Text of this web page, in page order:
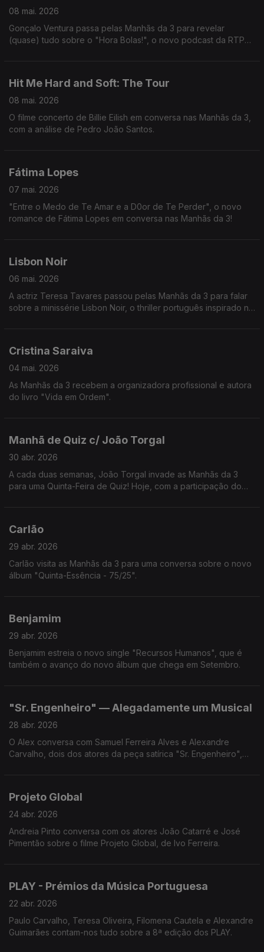
08 mai. 2026
Gonçalo Ventura passa pelas Manhãs da 3 para revelar
(quase) tudo sobre o "Hora Bolas!", o novo podcast da RTP
Hit Me Hard and Soft: The Tour
08 mai. 2026
O filme concerto de Billie Eilish em conversa nas Manhãs da 3,
com a análise de Pedro João Santos.
Fátima Lopes
07 mai. 2026
"Entre o Medo de Te Amar e a D0or de Te Perder", o novo
romance de Fátima Lopes em conversa nas Manhãs da 3!
Lisbon Noir
06 mai. 2026
A actriz Teresa Tavares passou pelas Manhãs da 3 para falar
sobre a minissérie Lisbon Noir, o thriller português inspirado no
Cristina Saraiva
04 mai. 2026
As Manhãs da 3 recebem a organizadora profissional e autora
do livro "Vida em Ordem".
Manhã de Quiz c/ João Torgal
30 abr. 2026
A cada duas semanas, João Torgal invade as Manhãs da 3
para uma Quinta-Feira de Quiz! Hoje, com a participação do
Carlão
29 abr. 2026
Carlão visita as Manhãs da 3 para uma conversa sobre o novo
álbum "Quinta-Essência - 75/25".
Benjamim
29 abr. 2026
Benjamim estreia o novo single "Recursos Humanos", que é
também o avanço do novo álbum que chega em Setembro.
"Sr. Engenheiro" — Alegadamente um Musical
28 abr. 2026
O Alex conversa com Samuel Ferreira Alves e Alexandre
Carvalho, dois dos atores da peça satírica "Sr. Engenheiro",
Projeto Global
24 abr. 2026
Andreia Pinto conversa com os atores João Catarré e José
Pimentão sobre o filme Projeto Global, de Ivo Ferreira.
PLAY - Prémios da Música Portuguesa
22 abr. 2026
Paulo Carvalho, Teresa Oliveira, Filomena Cautela e Alexandre
Guimarães contam-nos tudo sobre a 8ª edição dos PLAY.